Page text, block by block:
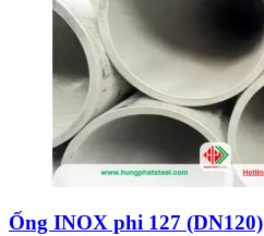
Ống INOX phi 127 (DN120)